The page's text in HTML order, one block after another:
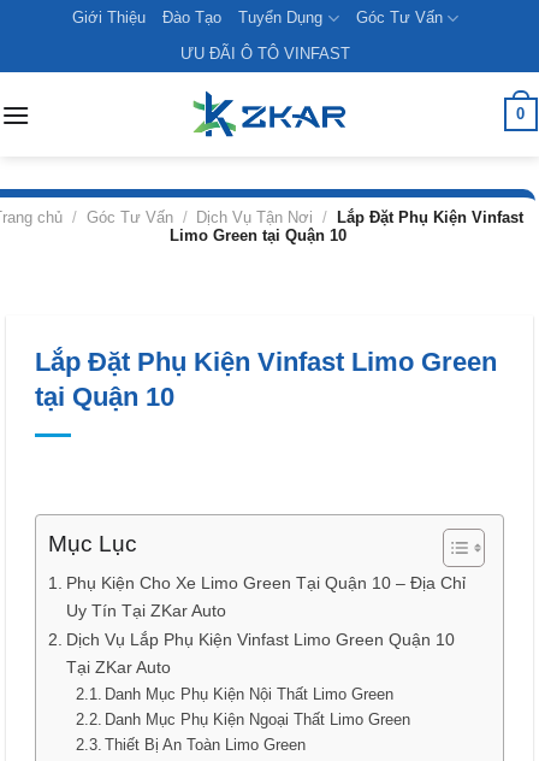
content
Giới Thiệu Đào Tạo Tuyển Dụng
Góc Tư Vấn
ƯU ĐÃI Ô TÔ VINFAST
0
chủ / Góc Tư Vấn / Dịch Vụ Tận Nơi /
Lắp Đặt Phụ Kiện Vinfast
Limo Green tại Quận 10
Lắp Đặt Phụ Kiện Vinfast Limo Green
tại Quận 10
Mục Lục
Phụ Kiện Cho Xe Limo Green Tại Quận 10 – Địa Chỉ
Uy Tín Tại ZKar Auto
Dịch Vụ Lắp Phụ Kiện Vinfast Limo Green Quận 10
Tại ZKar Auto
Danh Mục Phụ Kiện Nội Thất Limo Green
Danh Mục Phụ Kiện Ngoại Thất Limo Green
Thiết Bị An Toàn Limo Green